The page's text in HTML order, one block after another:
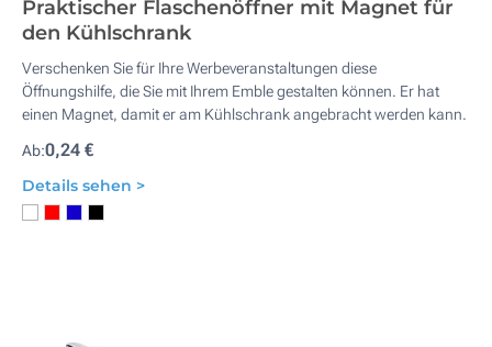
Praktischer Flaschenöffner mit Magnet für
den Kühlschrank
Verschenken Sie für Ihre Werbeveranstaltungen diese
Öffnungshilfe, die Sie mit Ihrem Emble gestalten können. Er hat
einen Magnet, damit er am Kühlschrank angebracht werden kann.
Ab:0,24 €
Details sehen >